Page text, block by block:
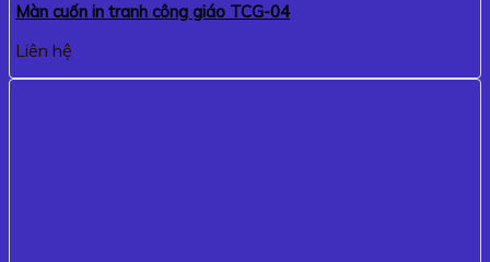
Màn cuốn in tranh công giáo TCG-04
Liên hệ